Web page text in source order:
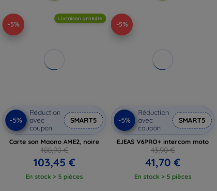
-5%
Livraison gratuite
-5%
Réduction
avec
coupon
SMART5
Carte son Maono AME2, noire
108,90 €
103,45 €
En stock > 5 pièces
-5%
-5%
Réduction
avec
coupon
SMART5
EJEAS V6PRO+ intercom moto
43,90 €
41,70 €
En stock > 5 pièces